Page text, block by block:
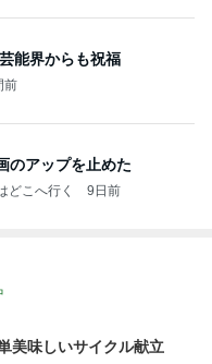
能界からも祝福
前
のアップを止めた
どこへ行く 9日前
美味しいサイクル献立